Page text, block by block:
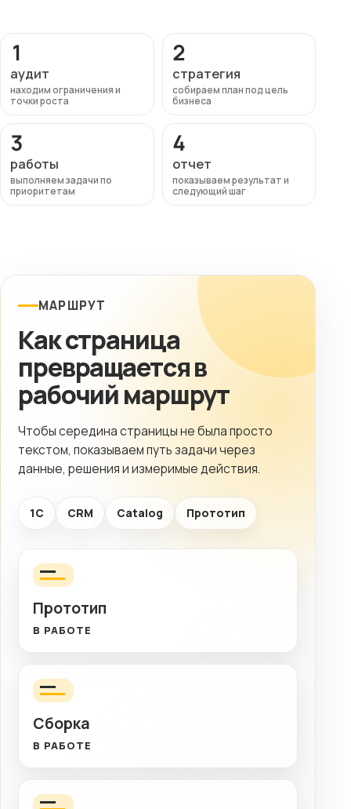
1
аудит
находим ограничения и
точки роста
2
стратегия
собираем план под цель
бизнеса
3
работы
выполняем задачи по
приоритетам
4
отчет
показываем результат и
следующий шаг
МАРШРУТ
Как страница
превращается в
рабочий маршрут
Чтобы середина страницы не была просто
текстом, показываем путь задачи через
данные, решения и измеримые действия.
1C CRM Catalog Прототип
Прототип
В РАБОТЕ
Сборка
В РАБОТЕ